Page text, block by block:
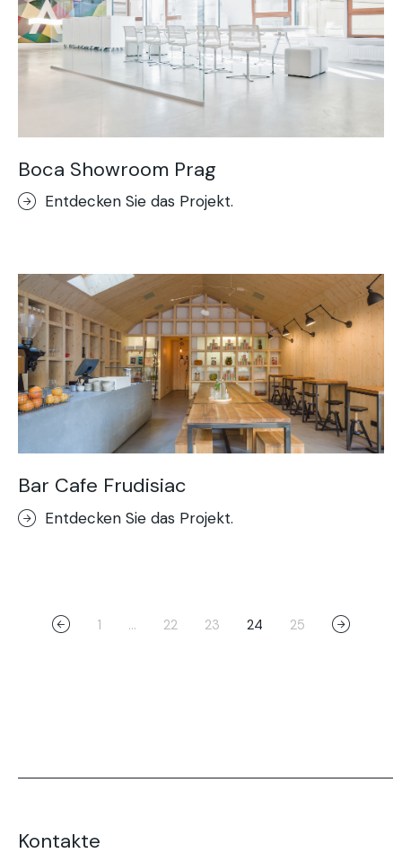
Boca Showroom Prag
Entdecken Sie das Projekt.
Bar Cafe Frudisiac
Entdecken Sie das Projekt.
1 … 22 23 24 25
Kontakte